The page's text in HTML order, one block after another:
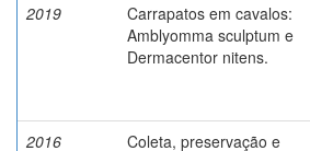
2019
Carrapatos em cavalos:
Amblyomma sculptum e
Dermacentor nitens.
2016
Coleta, preservação e